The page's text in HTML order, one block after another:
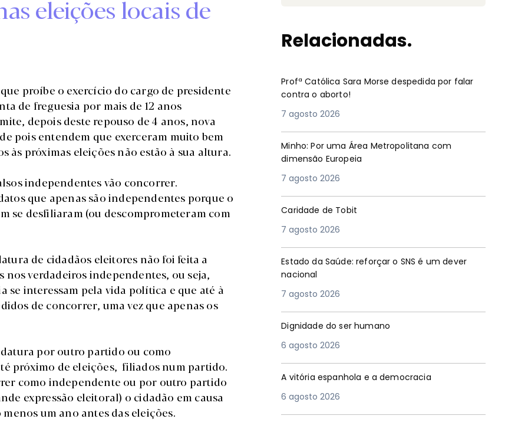
eleições locais de
proíbe o exercício do cargo de presidente
de freguesia por mais de 12 anos
depois deste repouso de 4 anos, nova
pois entendem que exerceram muito bem
às próximas eleições não estão à sua altura.
independentes vão concorrer.
que apenas são independentes porque o
se desfiliaram (ou descomprometeram com
de cidadãos eleitores não foi feita a
nos verdadeiros independentes, ou seja,
interessam pela vida política e que até à
de concorrer, uma vez que apenas os
por outro partido ou como
próximo de eleições, filiados num partido.
como independente ou por outro partido
expressão eleitoral) o cidadão em causa
um ano antes das eleições.
Relacionadas.
Profª Católica Sara Morse despedida por falar
contra o aborto!
7 agosto 2026
Minho: Por uma Área Metropolitana com
dimensão Europeia
7 agosto 2026
Caridade de Tobit
7 agosto 2026
Estado da Saúde: reforçar o SNS é um dever
nacional
7 agosto 2026
Dignidade do ser humano
6 agosto 2026
A vitória espanhola e a democracia
6 agosto 2026